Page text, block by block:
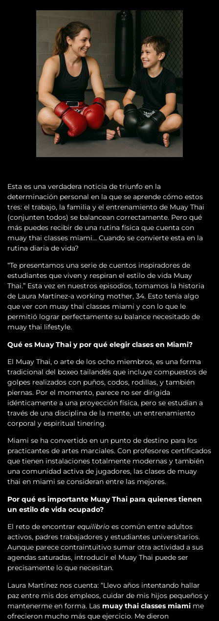
Esta es una verdadera noticia de triunfo en la
determinación personal en la que se aprende cómo estos
tres: el trabajo, la familia y el entrenamiento de Muay Thai
(conjunten todos) se balancean correctamente. Pero qué
más puedes recibir de una rutina física que cuenta con
muay thai classes miami… Cuando se convierte esta en la
rutina diaria de vida?
“Te presentamos una serie de cuentos inspiradores de
estudiantes que viven y respiran el estilo de vida Muay
Thai.” Esta vez en nuestros episodios, tomamos la historia
de Laura Martínez-a working mother, 34. Esto tenía algo
que ver con muay thai classes miami y con lo que le
permitió lograr perfectamente su balance necesitado de
muay thai lifestyle.
Qué es Muay Thai y por qué elegir clases en Miami?
El Muay Thai, o arte de los ocho miembros, es una forma
tradicional del boxeo tailandés que incluye compuestos de
golpes realizados con puños, codos, rodillas, y también
piernas. Por el momento, parece no ser dirigida
idénticamente a una proyección física, pero se estudian a
través de una disciplina de la mente, un entrenamiento
corporal y espiritual tinering.
Miami se ha convertido en un punto de destino para los
practicantes de artes marciales. Con profesores certificados
que tienen instalaciones totalmente modernas y también
una comunidad activa de jugadores, las clases de muay
thai en miami se consideran entre las mejores.
Por qué es importante Muay Thai para quienes tienen
un estilo de vida ocupado?
El reto de encontrar equilibrio es común entre adultos
activos, padres trabajadores y estudiantes universitarios.
Aunque parece contraintuitivo sumar otra actividad a sus
agendas saturadas, introducir el Muay Thai puede ser
precisamente lo que necesitan.
Laura Martínez nos cuenta: “Llevo años intentando hallar
paz entre mis dos empleos, cuidar de mis hijos pequeños y
mantenerme en forma. Las muay thai classes miami me
ofrecieron mucho más que ejercicio. Me dieron